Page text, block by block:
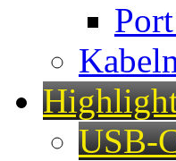
USB-